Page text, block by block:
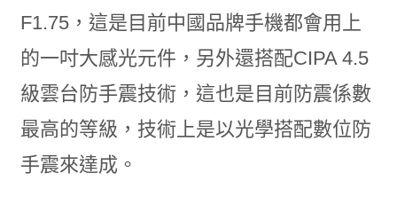
F1.75，這是目前中國品牌手機都會用上
的一吋大感光元件，另外還搭配CIPA 4.5
級雲台防手震技術，這也是目前防震係數
最高的等級，技術上是以光學搭配數位防
手震來達成。